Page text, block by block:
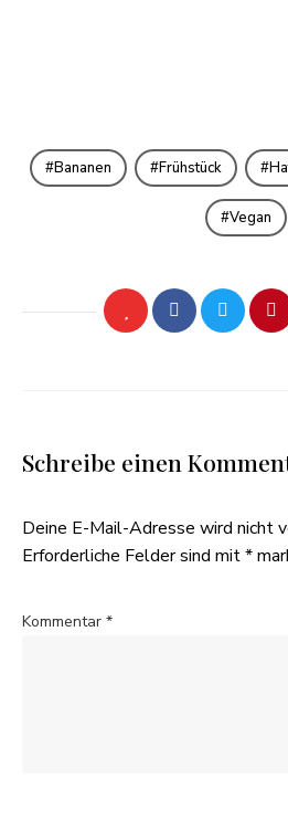
Bananen Frühstück
Vegan
Schreibe einen
Deine E-Mail-Adresse wird nicht
Erforderliche Felder sind mit*
Kommentar *